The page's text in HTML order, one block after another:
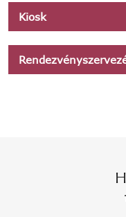
Kiosk